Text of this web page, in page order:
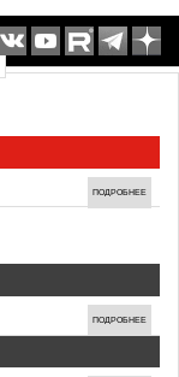
ПОДРОБНЕЕ
ПОДРОБНЕЕ